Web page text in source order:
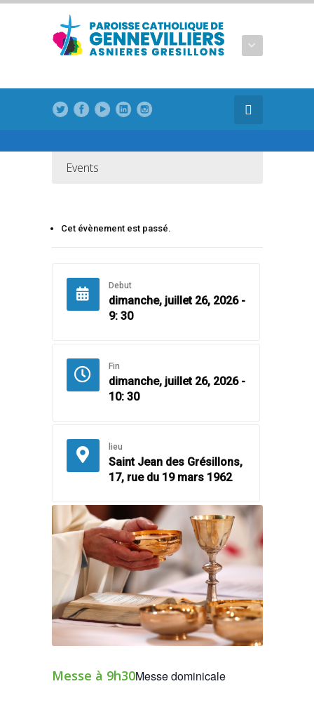
Events
Cet évènement est passé.
Debut
dimanche, juillet 26, 2026 -
9: 30
Fin
dimanche, juillet 26, 2026 -
10: 30
lieu
Saint Jean des Grésillons,
17, rue du 19 mars 1962
Messe à 9h30Messe dominicale